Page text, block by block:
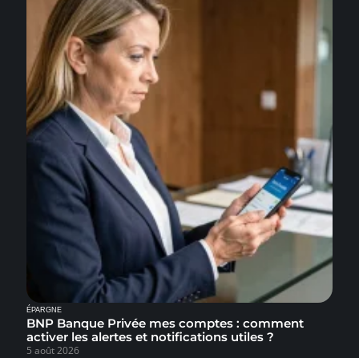
ÉPARGNE
BNP Banque Privée mes comptes : comment
activer les alertes et notifications utiles ?
5 août 2026